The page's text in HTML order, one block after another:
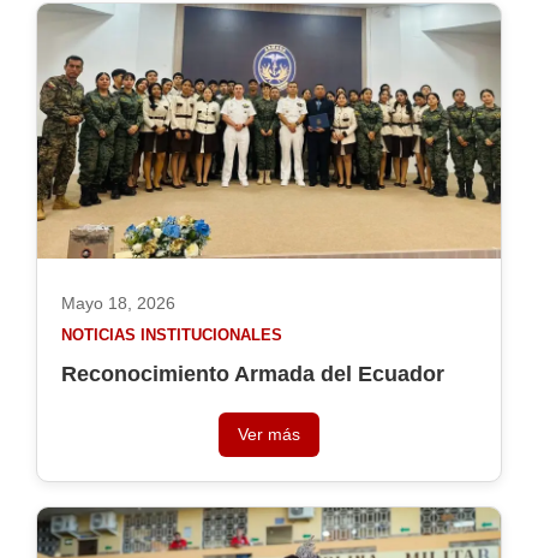
Mayo 18, 2026
NOTICIAS INSTITUCIONALES
Reconocimiento Armada del Ecuador
Ver más